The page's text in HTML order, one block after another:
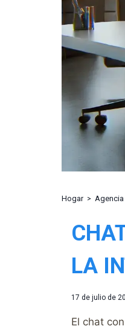
Hogar
LA
17 de julio de
El chat